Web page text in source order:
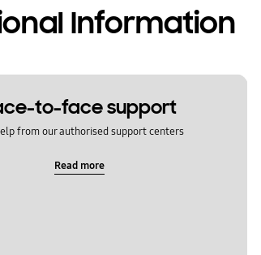
Information
to-face support
from our authorised support centers
Read more